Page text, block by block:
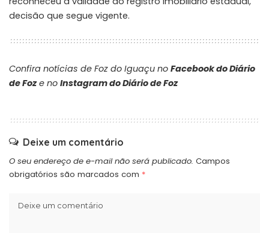
decisão que segue vigente.
Confira notícias de Foz do Iguaçu no Facebook do Diário
de Foze no Instagram do Diário de Foz
Deixe um comentário
O seu endereço de e-mail não será publicado. Campos
obrigatórios são marcados com *